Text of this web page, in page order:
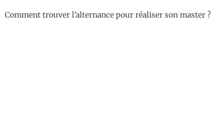
Comment trouver l’alternance pour réaliser son master ?